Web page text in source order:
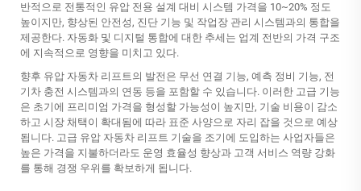
반적으로 전통적인 유압 전용 설계 대비 시스템 가격을 10~20% 정도
높이지만, 향상된 안전성, 진단 기능 및 작업장 관리 시스템과의 통합을
제공한다. 자동화 및 디지털 통합에 대한 추세는 업계 전반의 가격 구조
에 지속적으로 영향을 미치고 있다.
향후 유압 자동차 리프트의 발전은 무선 연결 기능, 예측 정비 기능, 전
기차 충전 시스템과의 연동 등을 포함할 수 있습니다. 이러한 고급 기능
은 초기에 프리미엄 가격을 형성할 가능성이 높지만, 기술 비용이 감소
하고 시장 채택이 확대됨에 따라 표준 사양으로 자리 잡을 것으로 예상
됩니다. 고급 유압 자동차 리프트 기술을 조기에 도입하는 사업자들은
높은 가격을 지불하더라도 운영 효율성 향상과 고객 서비스 역량 강화
를 통해 경쟁 우위를 확보하게 됩니다.